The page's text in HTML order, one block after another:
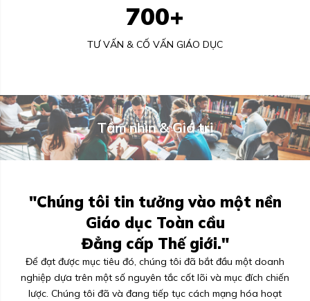
700+
TƯ VẤN & CỐ VẤN GIÁO DỤC
Tầm nhìn & Giá trị
"Chúng tôi tin tưởng vào một nền
Giáo dục Toàn cầu
Đẳng cấp Thế giới."
Để đạt được mục tiêu đó, chúng tôi đã bắt đầu một doanh
nghiệp dựa trên một số nguyên tắc cốt lõi và mục đích chiến
lược. Chúng tôi đã và đang tiếp tục cách mạng hóa hoạt